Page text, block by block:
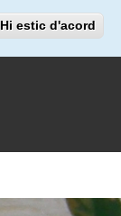
Hi estic d'acord
Cerca